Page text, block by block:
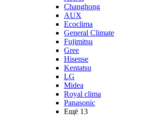
Changhong
AUX
Ecoclima
General Climate
Fujimitsu
Gree
Hisense
Kentatsu
LG
Midea
Royal clima
Panasonic
Ещё 13